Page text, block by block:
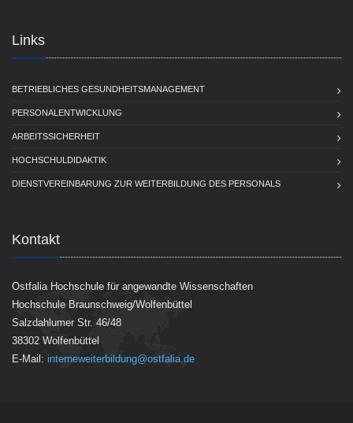
Links
BETRIEBLICHES GESUNDHEITSMANAGEMENT
PERSONALENTWICKLUNG
ARBEITSSICHERHEIT
HOCHSCHULDIDAKTIK
DIENSTVEREINBARUNG ZUR WEITERBILDUNG DES PERSONALS
Kontakt
Ostfalia Hochschule für angewandte Wissenschaften
Hochschule Braunschweig/Wolfenbüttel
Salzdahlumer Str. 46/48
38302 Wolfenbüttel
E-Mail: interneweiterbildung@ostfalia.de